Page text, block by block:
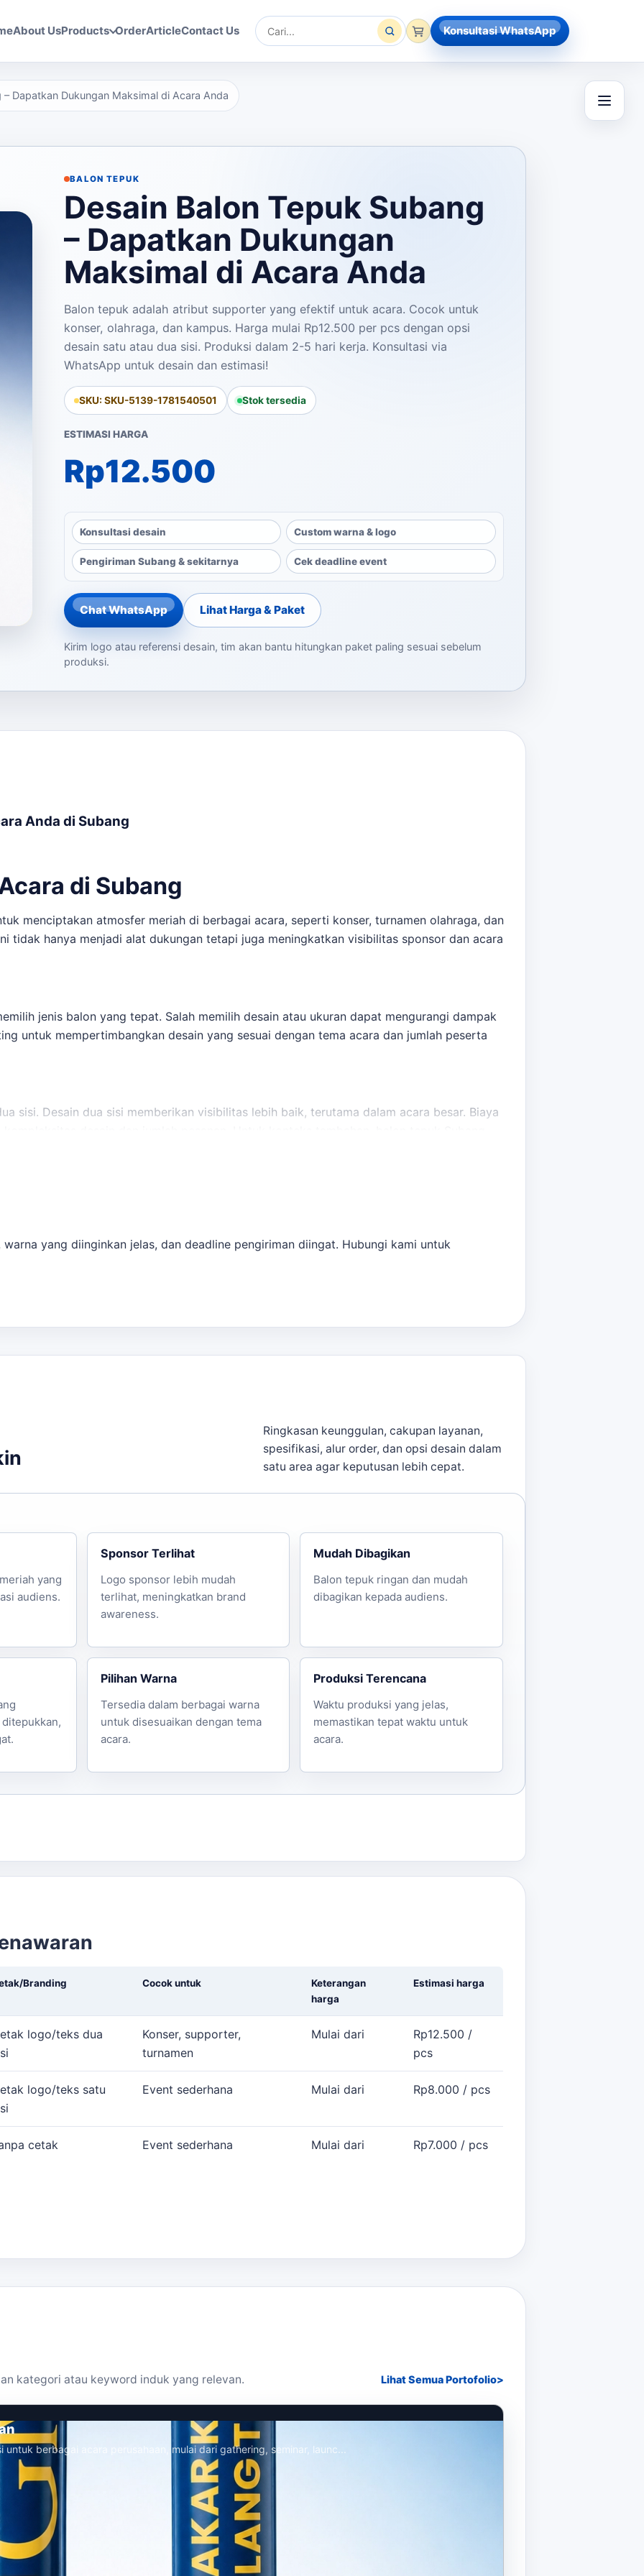
About UsProducts OrderArticleContact Us
Cari
Konsultasi WhatsApp
– Dapatkan Dukungan Maksimal di Acara Anda
BALON TEPUK
Desain Balon Tepuk Subang
– Dapatkan Dukungan
Maksimal di Acara Anda
Balon tepuk adalah atribut supporter yang efektif untuk acara. Cocok untuk
konser, olahraga, dan kampus. Harga mulai Rp12.500 per pcs dengan opsi
desain satu atau dua sisi. Produksi dalam 2-5 hari kerja. Konsultasi via
WhatsApp untuk desain dan estimasi!
SKU: SKU-5139-1781540501 Stok tersedia
ESTIMASI HARGA
Rp12.500
Konsultasi desain Custom warna & logo
Pengiriman Subang & sekitarnya Cek deadline event
Chat WhatsApp Lihat Harga & Paket
Kirim logo atau referensi desain, tim akan bantu hitungkan paket paling sesuai sebelum
produksi.
Anda di Subang
di Subang
menciptakan atmosfer meriah di berbagai acara, seperti konser, turnamen olahraga, dan
tidak hanya menjadi alat dukungan tetapi juga meningkatkan visibilitas sponsor dan acara
jenis balon yang tepat. Salah memilih desain atau ukuran dapat mengurangi dampak
untuk mempertimbangkan desain yang sesuai dengan tema acara dan jumlah peserta
sisi. Desain dua sisi memberikan visibilitas lebih baik, terutama dalam acara besar. Biaya
opsi yang masih berdekatan,
jadwal.
Event sederhana Mulai dari Rp7.000 / pcs
memastikan bahwa balon tepuk yang dipesan akan memenuhi kebutuhan acara Anda
kami via WhatsApp. Kami dapat dihubungi untuk Anda menciptakan balon tepuk yang
yang diinginkan jelas, dan deadline pengiriman diingat. Hubungi kami untuk
Ringkasan keunggulan, cakupan layanan,
spesifikasi, alur order, dan opsi desain dalam
satu area agar keputusan lebih cepat.
yang
audiens.
Sponsor Terlihat
Logo sponsor lebih mudah
terlihat, meningkatkan brand
awareness.
Mudah Dibagikan
Balon tepuk ringan dan mudah
dibagikan kepada audiens.
Pilihan Warna
Tersedia dalam berbagai warna
untuk disesuaikan dengan tema
acara.
Produksi Terencana
Waktu produksi yang jelas,
memastikan tepat waktu untuk
acara.
Branding Cocok untuk
Keterangan
harga
Estimasi harga
logo/teks dua
Konser, supporter,
turnamen
Mulai dari
Rp12.500 /
pcs
logo/teks satu
Event sederhana Mulai dari Rp8.000 / pcs
cetak Event sederhana Mulai dari Rp7.000 / pcs
kategori atau keyword induk yang relevan. Lihat Semua Portofolio
berbagai acara perusahaan, mulai dari gathering, seminar, launc...